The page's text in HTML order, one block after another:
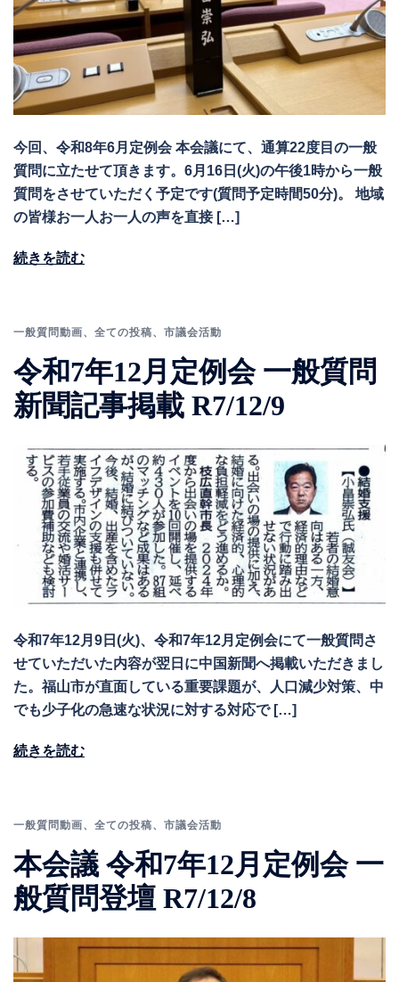
今回、令和8年6月定例会 本会議にて、通算22度目の一般
質問に立たせて頂きます。6月16日(火)の午後1時から一般
質問をさせていただく予定です(質問予定時間50分)。 地域
の皆様お一人お一人の声を直接 […]
続きを読む
一般質問動画、 全ての投稿、 市議会活動
令和7年12月定例会 一般質問
新聞記事掲載 R7/12/9
令和7年12月9日(火)、令和7年12月定例会にて一般質問さ
せていただいた内容が翌日に中国新聞へ掲載いただきまし
た。福山市が直面している重要課題が、人口減少対策、中
でも少子化の急速な状況に対する対応で […]
続きを読む
一般質問動画、 全ての投稿、 市議会活動
本会議 令和7年12月定例会 一
般質問登壇 R7/12/8